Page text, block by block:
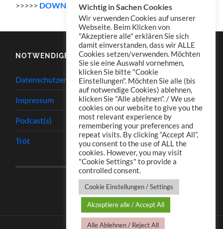
>>>>> DOWNLOAD Konserve 075
NOTWENDIGES
Datenschutzerklärung
Impressum
Podcast(s)
Tröt
Wichtig in Sachen Cookies
Wir verwenden Cookies auf unserer
Webseite. Beim Klicken von
"Akzeptiere alle" erklären Sie sich
damit einverstanden, dass wir ALLE
Cookies setzen/verwenden. Möchten
Sie sie eine Auswahl vornehmen,
klicken Sie bitte "Cookie
Einstellungen". Möchten Sie alle (bis
auf notwendige Cookies) ablehnen,
klicken Sie "Alle ablehnen". / We use
cookies on our website to give you the
most relevant experience by
remembering your preferences and
repeat visits. By clicking “Accept All”,
you consent to the use of ALL the
cookies. However, you may visit
"Cookie Settings" to provide a
controlled consent.
Cookie Einstellungen / Settings
Akzeptiere alle / Accept All
Alle Ablehnen / Reject All